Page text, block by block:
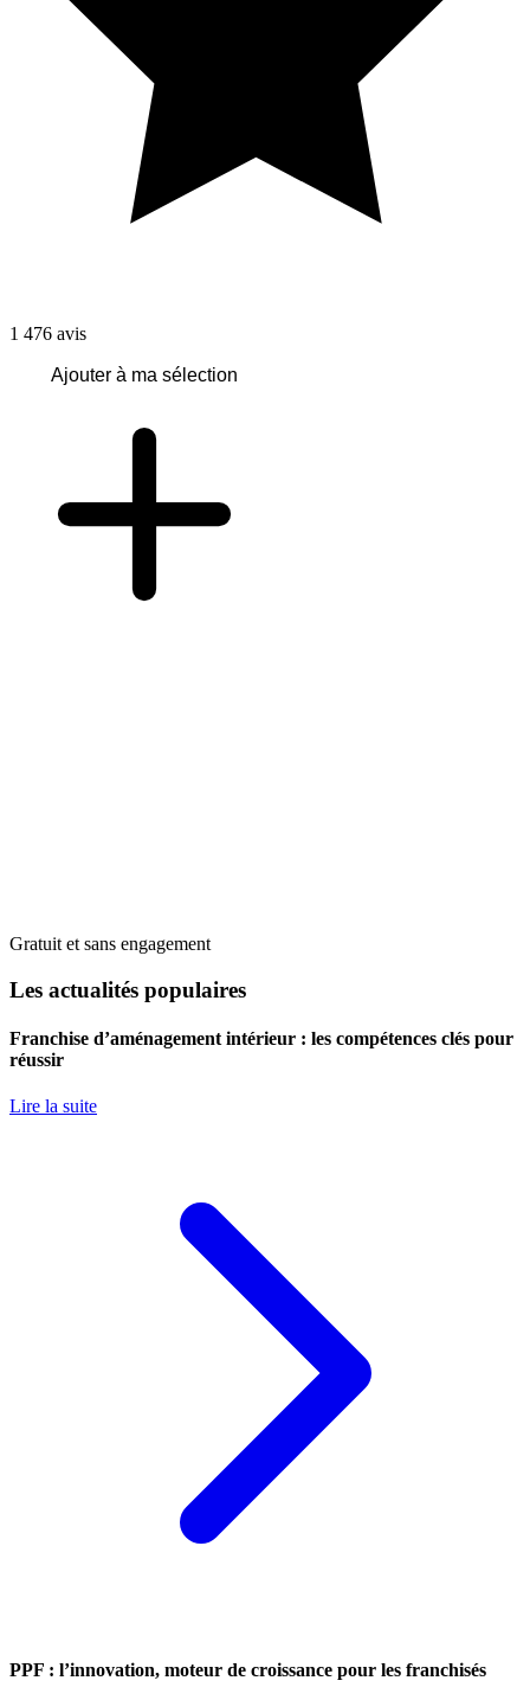
1 476 avis
Ajouter à ma sélection
Gratuit et sans engagement
Les actualités populaires
Franchise d’aménagement intérieur : les compétences clés pour
réussir
Lire la suite
PPF : l’innovation, moteur de croissance pour les franchisés